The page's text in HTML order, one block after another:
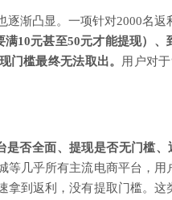
渐凸显。一项针对2000名返
10元甚至50元才能提现）
门槛最终无法取出。 用户对
是否全面、提现是否无门槛
等几乎所有主流电商平台，
拿到返利，没有提取门槛。